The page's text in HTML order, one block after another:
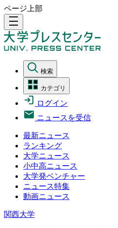
ページ上部
density_medium
検索
カテゴリ
ログイン
ニュースを受信
最新ニュース
ランキング
大学ニュース
小中高ニュース
大学発ベンチャー
ニュース特集
動画ニュース
関西大学